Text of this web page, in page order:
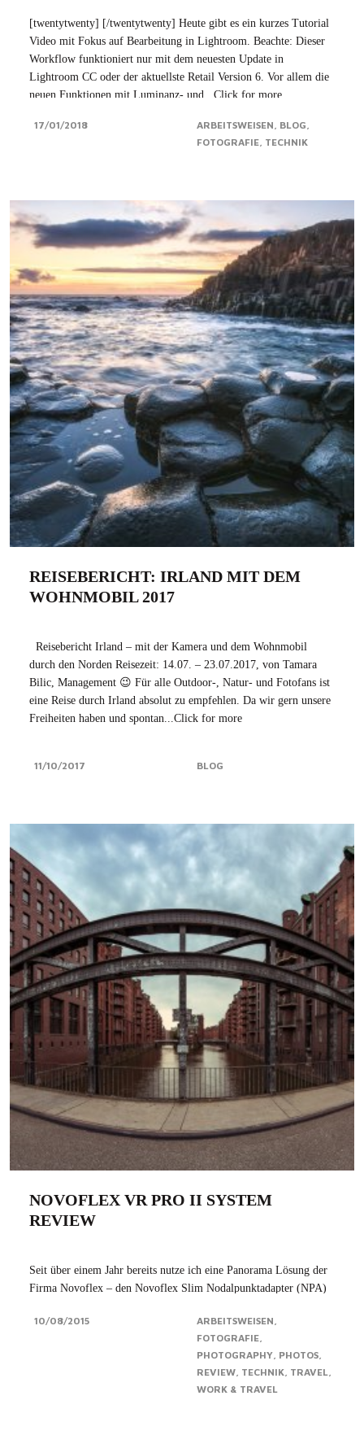
[twentytwenty] [/twentytwenty] Heute gibt es ein kurzes Tutorial
Video mit Fokus auf Bearbeitung in Lightroom. Beachte: Dieser
Workflow funktioniert nur mit dem neuesten Update in
Lightroom CC oder der aktuellste Retail Version 6. Vor allem die
neuen Funktionen mit Luminanz- und...Click for more
17/01/2018 ARBEITSWEISEN BLOG
FOTOGRAFIE TECHNIK
REISEBERICHT: IRLAND MIT DEM
WOHNMOBIL 2017
Reisebericht Irland – mit der Kamera und dem Wohnmobil
durch den Norden Reisezeit: 14.07. – 23.07.2017, von Tamara
Bilic, Management 😉 Für alle Outdoor-, Natur- und Fotofans ist
eine Reise durch Irland absolut zu empfehlen. Da wir gern unsere
Freiheiten haben und spontan...Click for more
11/10/2017 BLOG
NOVOFLEX VR PRO II SYSTEM
REVIEW
Seit über einem Jahr bereits nutze ich eine Panorama Lösung der
Firma Novoflex – den Novoflex Slim Nodalpunktadapter (NPA)
bin, musste eine Alternative zum eher auf kleinere Kamerasysteme
ausgelegten Novoflex Slim...Click for more
10/08/2015
ARBEITSWEISEN
FOTOGRAFIE
PHOTOGRAPHY PHOTOS
REVIEW TECHNIK TRAVEL
WORK & TRAVEL